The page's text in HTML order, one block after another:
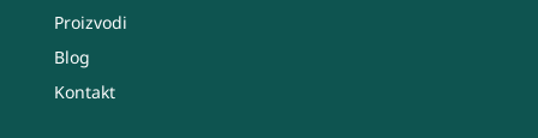
Proizvodi
Blog
Kontakt